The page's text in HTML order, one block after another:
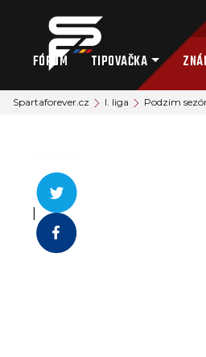
FÓRUM TIPOVAČKA
Spartaforever.cz I. liga Podzim